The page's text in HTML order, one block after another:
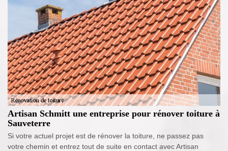
Artisan Schmitt une entreprise pour rénover toiture à
Sauveterre
Si votre actuel projet est de rénover la toiture, ne passez pas
votre chemin et entrez tout de suite en contact avec Artisan